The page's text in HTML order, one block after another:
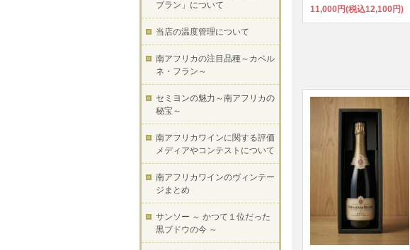
11,000円(税込12,100円)
ブラン」について
当店の温度管理について
南アフリカの注目品種～カベル
ネ・フラン～
セミヨンの魅力～南アフリカの
秘宝～
南アフリカワインに関する評価
メディアやコンテストについて
南アフリカワインのヴィンテー
ジまとめ
サンソー ～ かつて１位だった
黒ブドウの今 ～